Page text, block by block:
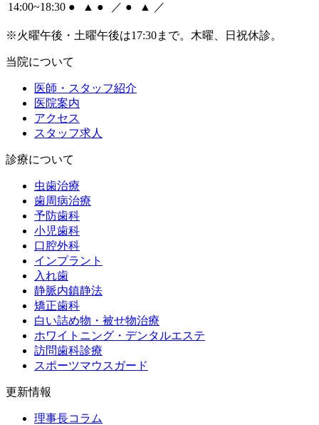
14:00~18:30 ● ▲ ● ／ ● ▲ ／
※火曜午後・土曜午後は17:30まで。木曜、日祝休診。
当院について
医師・スタッフ紹介
医院案内
アクセス
スタッフ求人
診療について
虫歯治療
歯周病治療
予防歯科
小児歯科
口腔外科
インプラント
入れ歯
静脈内鎮静法
矯正歯科
白い詰め物・被せ物治療
ホワイトニング・デンタルエステ
訪問歯科診療
スポーツマウスガード
更新情報
理事長コラム